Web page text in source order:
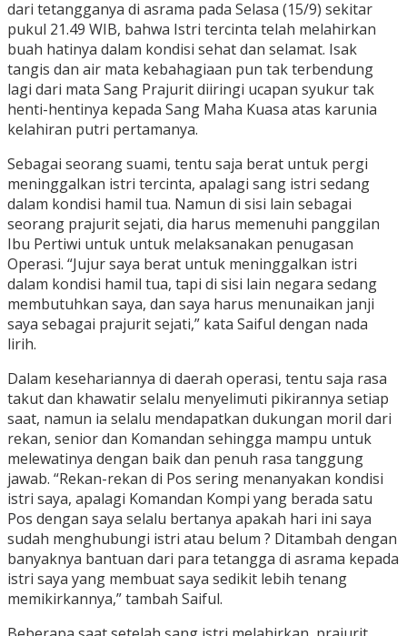
dari tetangganya di asrama pada Selasa (15/9) sekitar
pukul 21.49 WIB, bahwa Istri tercinta telah melahirkan
buah hatinya dalam kondisi sehat dan selamat. Isak
tangis dan air mata kebahagiaan pun tak terbendung
lagi dari mata Sang Prajurit diiringi ucapan syukur tak
henti-hentinya kepada Sang Maha Kuasa atas karunia
kelahiran putri pertamanya.
Sebagai seorang suami, tentu saja berat untuk pergi
meninggalkan istri tercinta, apalagi sang istri sedang
dalam kondisi hamil tua. Namun di sisi lain sebagai
seorang prajurit sejati, dia harus memenuhi panggilan
Ibu Pertiwi untuk untuk melaksanakan penugasan
Operasi. “Jujur saya berat untuk meninggalkan istri
dalam kondisi hamil tua, tapi di sisi lain negara sedang
membutuhkan saya, dan saya harus menunaikan janji
saya sebagai prajurit sejati,” kata Saiful dengan nada
lirih.
Dalam kesehariannya di daerah operasi, tentu saja rasa
takut dan khawatir selalu menyelimuti pikirannya setiap
saat, namun ia selalu mendapatkan dukungan moril dari
rekan, senior dan Komandan sehingga mampu untuk
melewatinya dengan baik dan penuh rasa tanggung
jawab. “Rekan-rekan di Pos sering menanyakan kondisi
istri saya, apalagi Komandan Kompi yang berada satu
Pos dengan saya selalu bertanya apakah hari ini saya
sudah menghubungi istri atau belum ? Ditambah dengan
banyaknya bantuan dari para tetangga di asrama kepada
istri saya yang membuat saya sedikit lebih tenang
memikirkannya,” tambah Saiful.